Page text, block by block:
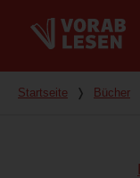
Du bist hier
Startseite ❭ Bücher